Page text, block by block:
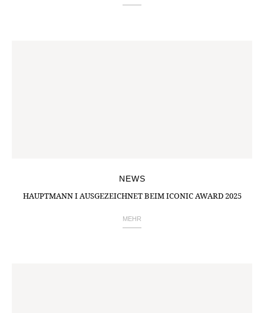
NEWS
HAUPTMANN I AUSGEZEICHNET BEIM ICONIC AWARD 2025
MEHR